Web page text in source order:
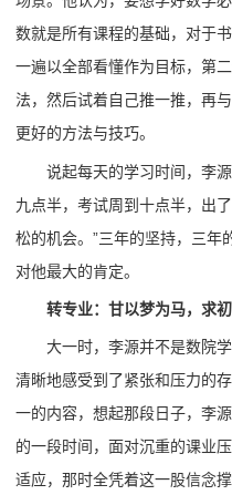
数就是所有课程的基础，对于
一遍以全部看懂作为目标，第
法，然后试着自己推一推，再
更好的方法与技巧。
说起每天的学习时间，李
九点半，考试周到十点半，出
松的机会。”三年的坚持，三年
对他最大的肯定。
转专业：甘以梦为马，求
大一时，李源并不是数院
清晰地感受到了紧张和压力的
一的内容，想起那段日子，李
的一段时间，面对沉重的课业
适应，那时全凭着这一股信念